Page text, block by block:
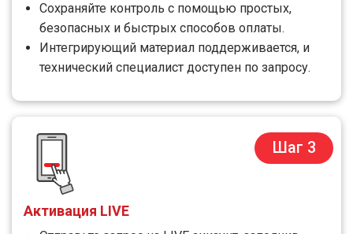
Сохраняйте контроль с помощью простых,
безопасных и быстрых способов оплаты.
Интегрирующий материал поддерживается, и
технический специалист доступен по запросу.
Шаг 3
Активация LIVE